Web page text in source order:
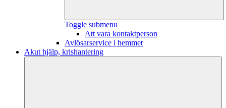
Toggle submenu
Att vara kontaktperson
Avlösarservice i hemmet
Akut hjälp, krishantering